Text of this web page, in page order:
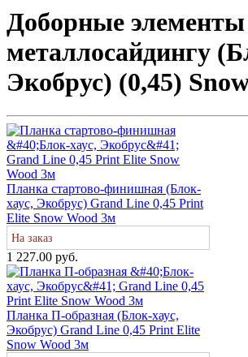
Доборные
металлосайдингу
Экобрус) (0,45)
Планка стартово-финишная (Блок-
хаус, Экобрус) Grand Line 0,45 Print
Elite Snow Wood 3м
На заказ
1 227.00 руб.
Планка П-образная (Блок-хаус,
Экобрус) Grand Line 0,45 Print Elite
Snow Wood 3м